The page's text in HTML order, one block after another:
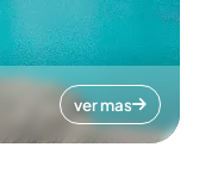
ver mas